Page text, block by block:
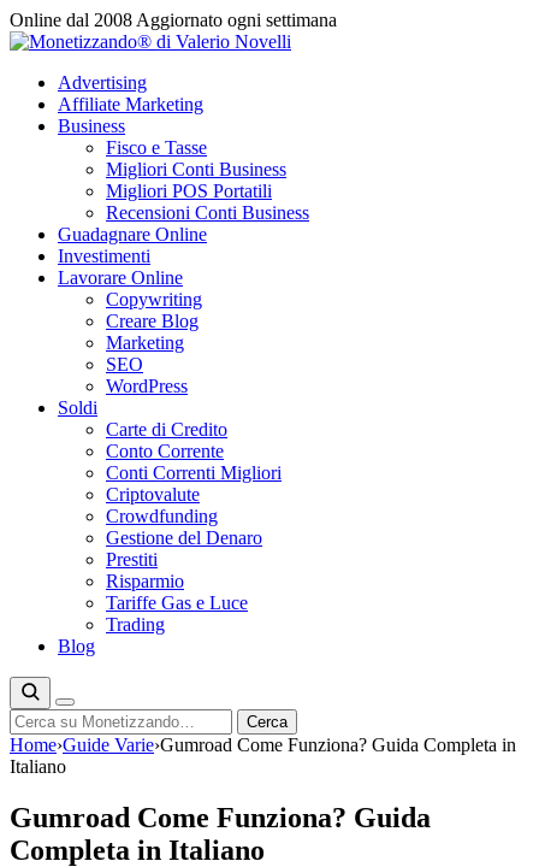
Vai
al
Online dal 2008 Aggiornato ogni settimana
Advertising
Affiliate Marketing
Business
Fisco e Tasse
Migliori Conti Business
Migliori POS Portatili
Recensioni Conti Business
Guadagnare Online
Investimenti
Lavorare Online
Copywriting
Creare Blog
Marketing
SEO
WordPress
Soldi
Carte di Credito
Conto Corrente
Conti Correnti Migliori
Criptovalute
Crowdfunding
Gestione del Denaro
Prestiti
Risparmio
Tariffe Gas e Luce
Trading
Blog
Cerca Cerca
Home›Guide Varie›Gumroad Come Funziona? Guida Completa in
Italiano
Gumroad Come Funziona? Guida
Completa in Italiano